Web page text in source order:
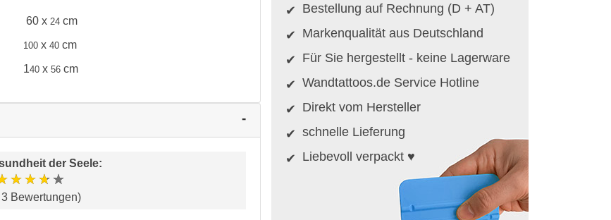
60 x 24 cm
100 x 40 cm
140 x 56 cm
der Seele:
Bewertungen)
Bestellung auf Rechnung (D + AT)
Markenqualität aus Deutschland
Für Sie hergestellt - keine Lagerware
Wandtattoos.de Service Hotline
Direkt vom Hersteller
schnelle Lieferung
Liebevoll verpackt ♥